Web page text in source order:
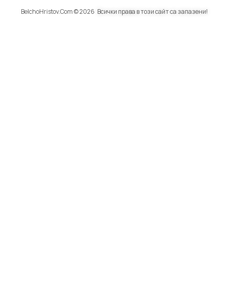
BelchoHristov.Com © 2026 Всички права в този сайт са запазени!